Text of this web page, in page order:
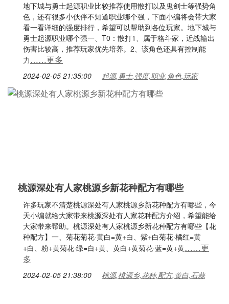
地下城与勇士起源职业比较推荐使用散打以及鬼剑士等强势角
色，还有很多小伙伴不知道职业哪个强，下面小编将会带大家
看一看详细的强度排行，希望可以帮助到各位玩家。地下城与
勇士起源职业哪个强一、T0：散打1、属于格斗家，近战输出
伤害比较高，推荐玩家优先培养。2、该角色还具有控制能
力……更多
2024-02-05 21:35:00 起源,勇士,强度,职业,角色,玩家
桃源深处有人家桃源乡新花种配方有哪些
许多玩家不清楚桃源深处有人家桃源乡新花种配方有哪些，今
天小编就给大家带来桃源深处有人家花种配方介绍，希望能给
大家带来帮助。桃源深处有人家桃源乡新花种配方有哪些【花
种配方】一、菊花菊花·黄白=黄+白、紫+白菊花·橘红=黄
+白、粉+黄菊花·绿=白+黄、黄白+黄菊花·蓝=黄+黄……更
多
2024-02-05 21:38:00 桃源,桃源乡,花种,配方,黄白,石蒜